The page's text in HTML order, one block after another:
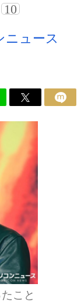
10
ニュース
こと